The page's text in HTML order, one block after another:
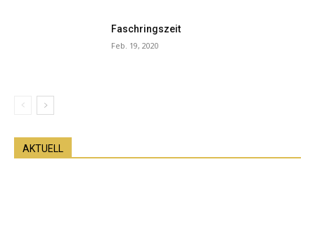
Faschringszeit
Feb. 19, 2020
AKTUELL